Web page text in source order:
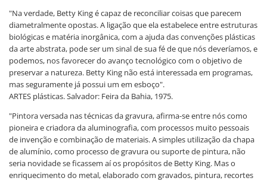
"Na verdade, Betty King é capaz de reconciliar coisas que parecem
diametralmente opostas. A ligação que ela estabelece entre estruturas
biológicas e matéria inorgânica, com a ajuda das convenções plásticas
da arte abstrata, pode ser um sinal de sua fé de que nós deveríamos, e
podemos, nos favorecer do avanço tecnológico com o objetivo de
preservar a natureza. Betty King não está interessada em programas,
mas seguramente já possui um em esboço".
ARTES plásticas. Salvador: Feira da Bahia, 1975.
"Pintora versada nas técnicas da gravura, afirma-se entre nós como
pioneira e criadora da aluminografia, com processos muito pessoais
de invenção e combinação de materiais. A simples utilização da chapa
de alumínio, como processo de gravura ou suporte de pintura, não
seria novidade se ficassem aí os propósitos de Betty King. Mas o
enriquecimento do metal, elaborado com gravados, pintura, recortes